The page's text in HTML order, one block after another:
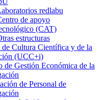
redlabu
de apoyo
(CAT)
estructuras
Cultura Científica y de la
(UCC+i)
de Gestión Económica de la
de Personal de